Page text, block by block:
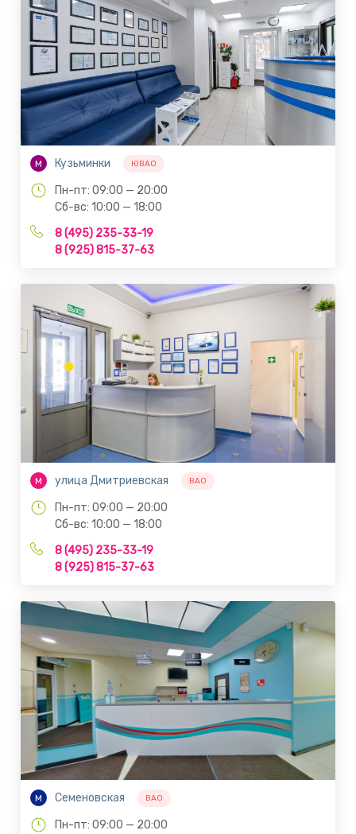
М Кузьминки ЮВАО
Пн-пт: 09:00 — 20:00
Сб-вс: 10:00 — 18:00
8 (495) 235-33-19
8 (925) 815-37-63
М улица Дмитриевская ВАО
Пн-пт: 09:00 — 20:00
Сб-вс: 10:00 — 18:00
8 (495) 235-33-19
8 (925) 815-37-63
М Семеновская ВАО
Пн-пт: 09:00 — 20:00